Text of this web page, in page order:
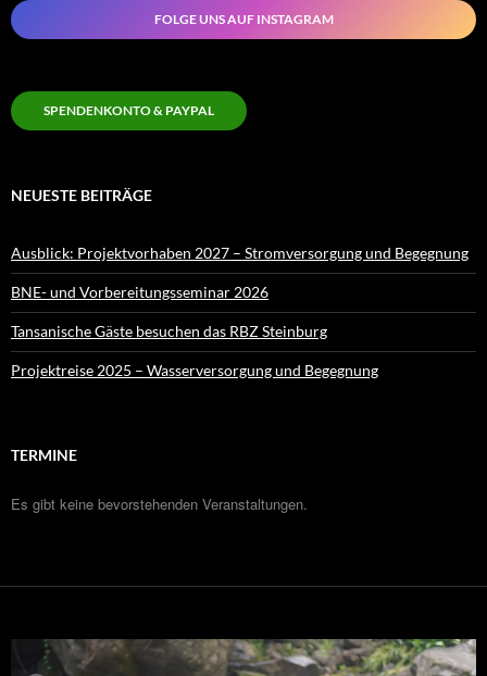
FOLGE UNS AUF INSTAGRAM
SPENDENKONTO & PAYPAL
NEUESTE BEITRÄGE
Ausblick: Projektvorhaben 2027 – Stromversorgung und Begegnung
BNE- und Vorbereitungsseminar 2026
Tansanische Gäste besuchen das RBZ Steinburg
Projektreise 2025 – Wasserversorgung und Begegnung
TERMINE
Es gibt keine bevorstehenden Veranstaltungen.